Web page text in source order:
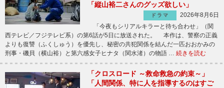
「縦山裕二さんのグッズ欲しい」
ドラマ
2026年8月6日
「今夜もシリアルキラーと待ち合わせ」（関
西テレビ／フジテレビ系）の第6話が5日に放送された。 本作は、警察の正義
よりも復讐（ふくしゅう）を優先し、秘密の共犯関係を結んだ一匹おおかみの
刑事・磯貝（横山裕）と第六感女子ヒナタ（関水渚）の物語 … 続きを読む
「クロスロード ～救命救急の約束～」
「人間関係、特に人を指導するのはすご